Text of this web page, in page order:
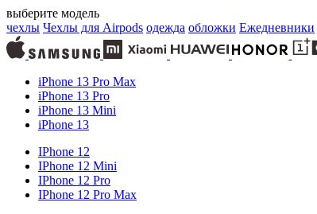
выберите модель
чехлы Чехлы для Airpods одежда обложки Ежедневники
iPhone 13 Pro Max
iPhone 13 Pro
iPhone 13 Mini
iPhone 13
IPhone 12
IPhone 12 Mini
IPhone 12 Pro
IPhone 12 Pro Max